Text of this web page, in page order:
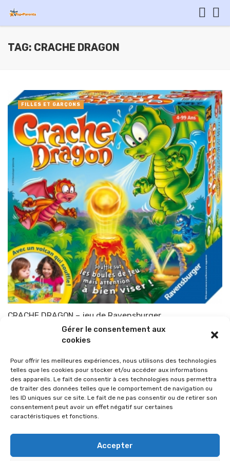
Gérer le consentement aux
cookies
Pour offrir les meilleures expériences, nous utilisons des technologies
telles que les cookies pour stocker et/ou accéder aux informations
des appareils. Le fait de consentir à ces technologies nous permettra
de traiter des données telles que le comportement de navigation ou
les ID uniques sur ce site. Le fait de ne pas consentir ou de retirer son
consentement peut avoir un effet négatif sur certaines
caractéristiques et fonctions.
Accepter
TAG: CRACHE DRAGON
CRACHE DRAGON – jeu de Ravensburger
TOP-PARENTS 21 septembre 2012
FILLES ET GARÇONS